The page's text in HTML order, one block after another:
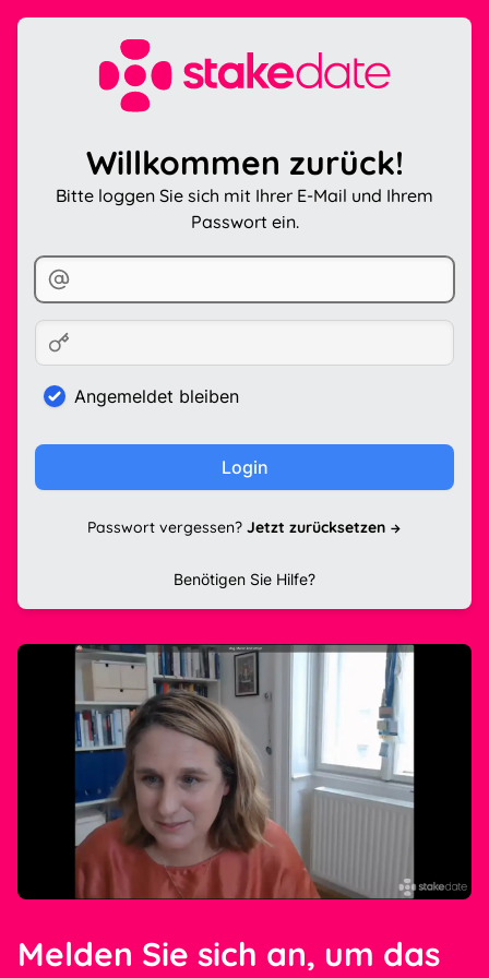
Willkommen zurück!
Bitte loggen Sie sich mit Ihrer E-Mail und Ihrem
Passwort ein.
Angemeldet bleiben
Login
Passwort vergessen? Jetzt zurücksetzen
Benötigen Sie Hilfe?
Melden Sie sich an, um das